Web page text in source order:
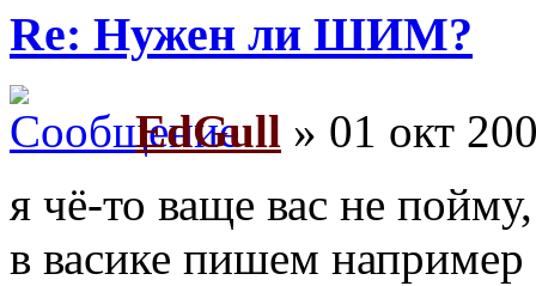
Re: Нужен ли ШИМ?
EdGull » 01 окт
я чё-то ваще вас не
в васике пишем